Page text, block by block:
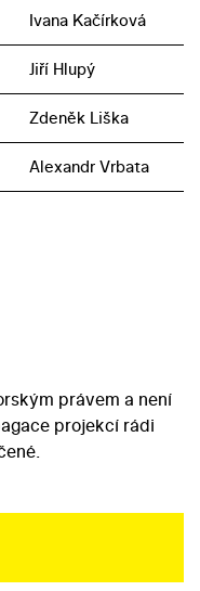
Ivana Kačírková
Jiří Hlupý
Zdeněk Liška
Alexandr Vrbata
právem a není
projekcí rádi